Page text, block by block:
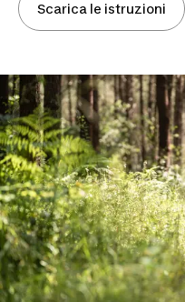
Scarica le istruzioni